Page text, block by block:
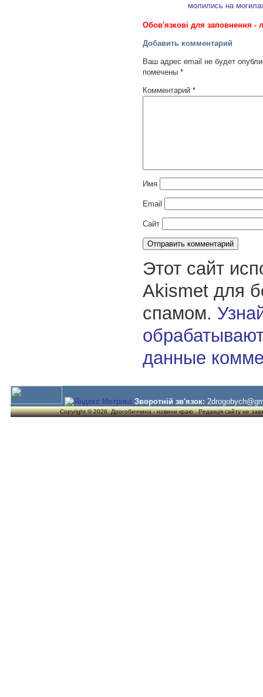
молились на
Обов'язкові для заповнення -
Добавить комментарий
Ваш адрес email не будет
помечены *
Комментарий *
Имя
Email
Сайт
Этот сайт
Akismet для
спамом.
данные
Зворотній зв'язок:
Copyright © 2026. Дрогобиччина - новини краю . Редакція сайту не